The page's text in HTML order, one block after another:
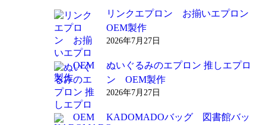
リンクエプロン お揃いエプロン
OEM製作
2026年7月27日
ぬいぐるみのエプロン 推しエプロ
ン OEM製作
2026年7月27日
KADOMADOバッグ 図書館バッ